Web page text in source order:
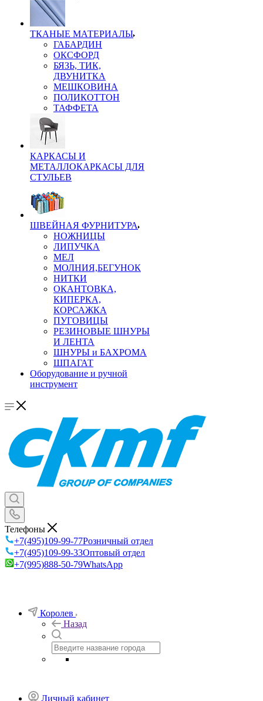
ТКАНЫЕ МАТЕРИАЛЫ
ГАБАРДИН
ОКСФОРД
БЯЗЬ, ТИК,
ДВУНИТКА
МЕШКОВИНА
ПОЛИКОТТОН
ТАФФЕТА
КАРКАСЫ И
МЕТАЛЛОКАРКАСЫ ДЛЯ
СТУЛЬЕВ
ШВЕЙНАЯ ФУРНИТУРА
НОЖНИЦЫ
ЛИПУЧКА
МЕЛ
МОЛНИЯ,БЕГУНОК
НИТКИ
ОКАНТОВКА,
КИПЕРКА,
КОРСАЖКА
ПУГОВИЦЫ
РЕЗИНОВЫЕ ШНУРЫ
И ЛЕНТА
ШНУРЫ и БАХРОМА
ШПАГАТ
Оборудование и ручной
инструмент
Телефоны
+7(495)109-99-77Розничный отдел
+7(495)109-99-33Оптовый отдел
+7(995)888-50-79WhatsApp
Королев
Назад
Личный кабинет